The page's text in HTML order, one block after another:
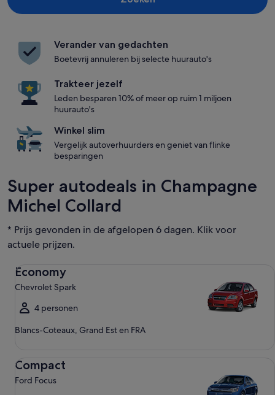
Verander van gedachten
Boetevrij annuleren bij selecte huurauto's
Trakteer jezelf
Leden besparen 10% of meer op ruim 1 miljoen
huurauto's
Winkel slim
Vergelijk autoverhuurders en geniet van flinke
besparingen
Super autodeals in Champagne
Michel Collard
* Prijs gevonden in de afgelopen 6 dagen. Klik voor
actuele prijzen.
Economy
Chevrolet Spark
4 personen
Blancs-Coteaux, Grand Est en FRA
Compact
Ford Focus